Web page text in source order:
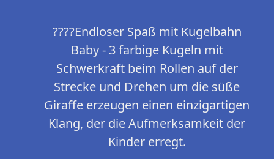
????Endloser Spaß mit Kugelbahn
Baby - 3 farbige Kugeln mit
Schwerkraft beim Rollen auf der
Strecke und Drehen um die süße
Giraffe erzeugen einen einzigartigen
Klang, der die Aufmerksamkeit der
Kinder erregt.